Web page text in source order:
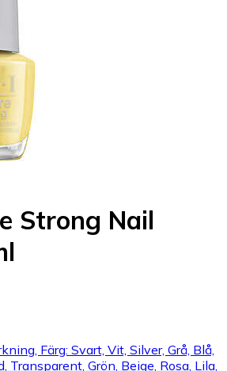
Strong Nail
Färg: Svart, Vit, Silver, Grå, Blå,
Transparent, Grön, Beige, Rosa, Lila,